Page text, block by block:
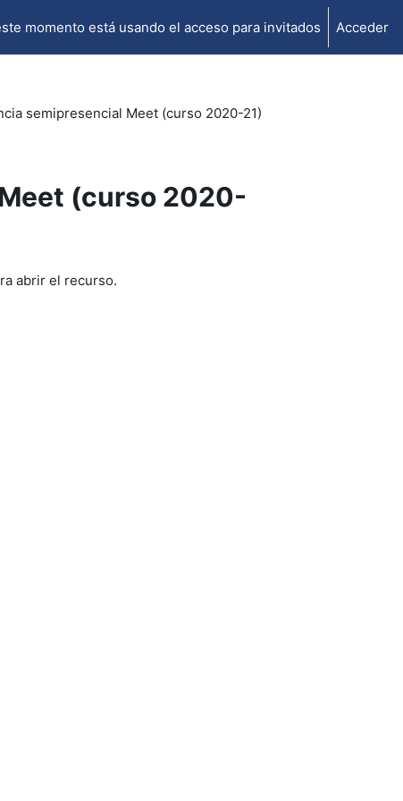
momento está usando el acceso para invitados Acceder
semipresencial Meet (curso 2020-21)
(curso 2020-
abrir el recurso.